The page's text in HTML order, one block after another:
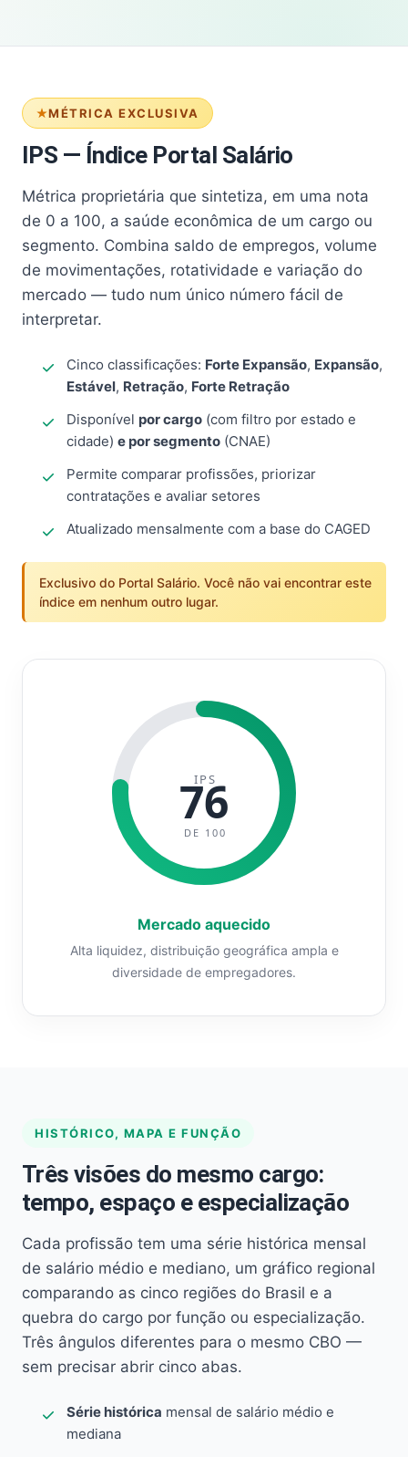
MÉTRICA EXCLUSIVA
IPS — Índice Portal Salário
Métrica proprietária que sintetiza, em uma nota
de 0 a 100, a saúde econômica de um cargo ou
segmento. Combina saldo de empregos, volume
de movimentações, rotatividade e variação do
mercado — tudo num único número fácil de
interpretar.
Cinco classificações: Forte Expansão, Expansão,
Estável, Retração, Forte Retração
Disponível por cargo (com filtro por estado e
cidade) e por segmento (CNAE)
Permite comparar profissões, priorizar
contratações e avaliar setores
Atualizado mensalmente com a base do CAGED
Exclusivo do Portal Salário. Você não vai encontrar este
índice em nenhum outro lugar.
IPS
76
DE 100
Mercado aquecido
Alta liquidez, distribuição geográfica ampla e
diversidade de empregadores.
HISTÓRICO, MAPA E FUNÇÃO
Três visões do mesmo cargo:
tempo, espaço e especialização
Cada profissão tem uma série histórica mensal
de salário médio e mediano, um gráfico regional
comparando as cinco regiões do Brasil e a
quebra do cargo por função ou especialização.
Três ângulos diferentes para o mesmo CBO —
sem precisar abrir cinco abas.
Série histórica mensal de salário médio e
mediana